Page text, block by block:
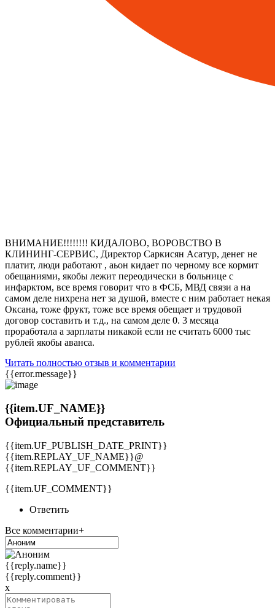
ВНИМАНИЕ!!!!!!!! КИДАЛОВО, ВОРОВСТВО В
КЛИНИНГ-СЕРВИС, Директор Саркисян Асатур, денег не
платит, люди работают , аьон кидает по черному все кормит
обещаниями, якобы лежит переодически в больнице с
инфарктом, все время говорит что в ФСБ, МВД связи а на
самом деле нихрена нет за душой, вместе с ним работает некая
Оксана, тоже фрукт, тоже все время обещает и трудовой
договор составить и т.д., на самом деле 0. 3 месяца
проработала а зарплаты никакой если не считать 6000 тыс
рублей якобы аванса.
Читать полностью отзыв и комментарии
{{error.message}}
{{item.UF_NAME}}
Официальный представитель
{{item.UF_PUBLISH_DATE_PRINT}}
{{item.REPLAY_UF_NAME}}@
{{item.REPLAY_UF_COMMENT}}
{{item.UF_COMMENT}}
Ответить
Все комментарии+
{{reply.name}}
{{reply.comment}}
x